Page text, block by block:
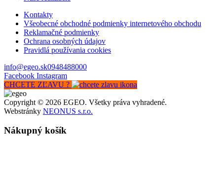
Kontakty
Všeobecné obchodné podmienky internetového obchodu
Reklamačné podmienky
Ochrana osobných údajov
Pravidlá používania cookies
info@egeo.sk0948488000
Facebook Instagram
CHCETE ZĽAVU ?
Copyright © 2026 EGEO. Všetky práva vyhradené.
Webstránky NEONUS s.r.o.
Nákupný košík